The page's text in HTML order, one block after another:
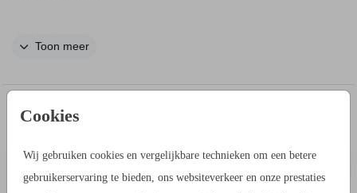
Cookies
Wij gebruiken cookies en vergelijkbare technieken om een betere
gebruikerservaring te bieden, ons websiteverkeer en onze prestaties
Toon meer
IN DEZELFDE STIJL KUN JE DIT OOK